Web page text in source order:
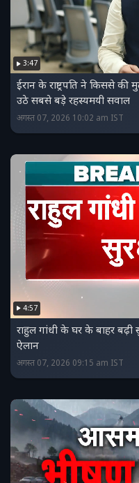
3:47
ईरान के राष्ट्रपति ने किससे
उठे सबसे बड़े रहस्यमयी सवाल
अगस्त 07, 2026 10:02 am IST
4:57
राहुल गांधी के घर के बाहर बढ़ी
ऐलान
अगस्त 07, 2026 09:15 am IST